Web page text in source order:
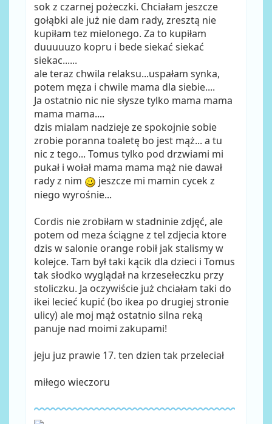
sok z czarnej pożeczki. Chciałam jeszcze
gołąbki ale już nie dam rady, zresztą nie
kupiłam tez mielonego. Za to kupiłam
duuuuuzo kopru i bede siekać siekać
siekac......
ale teraz chwila relaksu...uspałam synka,
potem męza i chwile mama dla siebie....
Ja ostatnio nic nie słysze tylko mama mama
mama mama....
dzis mialam nadzieje ze spokojnie sobie
zrobie poranna toaletę bo jest mąż... a tu
nic z tego... Tomus tylko pod drzwiami mi
pukał i wołał mama mama mąż nie dawał
rady z nim
jeszcze mi mamin cycek z
niego wyrośnie...
Cordis nie zrobiłam w stadninie zdjęć, ale
potem od meza ściągne z tel zdjecia ktore
dzis w salonie orange robił jak stalismy w
kolejce. Tam był taki kącik dla dzieci i Tomus
tak słodko wyglądał na krzesełeczku przy
stoliczku. Ja oczywiście już chciałam taki do
ikei lecieć kupić (bo ikea po drugiej stronie
ulicy) ale moj mąż ostatnio silna reką
panuje nad moimi zakupami!
jeju juz prawie 17. ten dzien tak przeleciał
miłego wieczoru